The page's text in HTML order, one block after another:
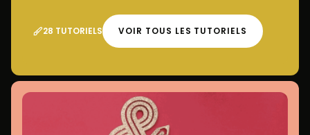
28 TUTORIELS VOIR TOUS LES TUTORIELS